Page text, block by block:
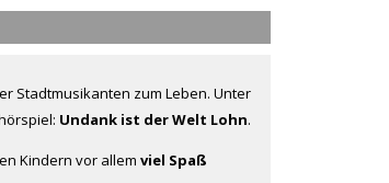
Stadtmusikanten zum Leben. Unter
Undank ist der Welt Lohn.
Kindern vor allem viel Spaß